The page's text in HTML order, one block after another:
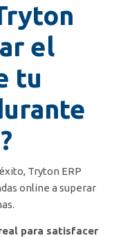
el
tu
Tryton ERP
online a superar
para satisfacer